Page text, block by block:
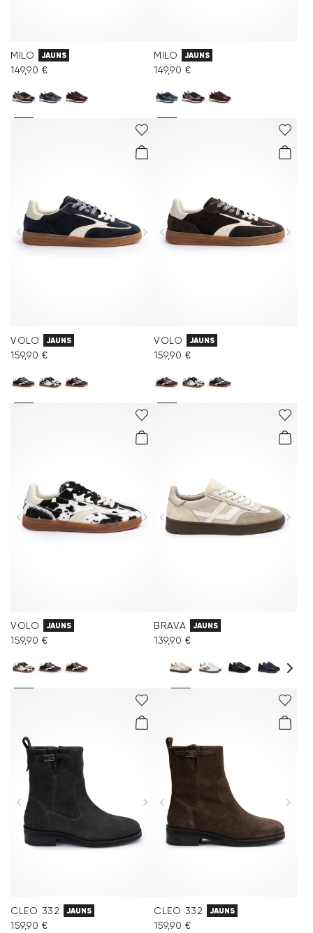
MILO JAUNS
149,90 €
MILO JAUNS
149,90 €
VOLO JAUNS
159,90 €
VOLO JAUNS
159,90 €
VOLO JAUNS
159,90 €
BRAVA JAUNS
139,90 €
CLEO 332 JAUNS
159,90 €
CLEO 332 JAUNS
159,90 €